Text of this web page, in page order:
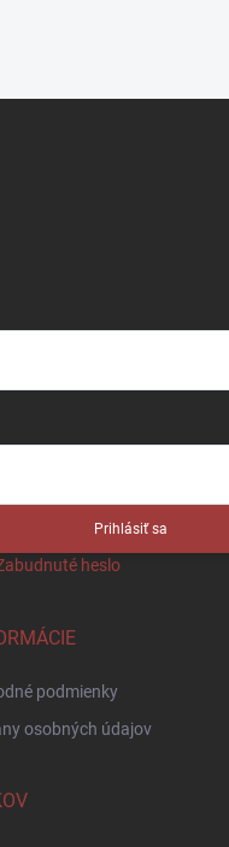
Prihlásiť sa
heslo
podmienky
osobných údajov